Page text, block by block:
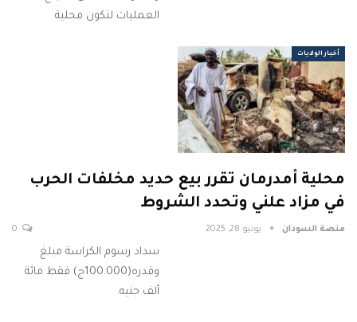
العمليات لتكون محلية
أخبار الولايات
محلية أمدرمان تقرر بيع حديد مخلفات الحرب
في مزاد علني وتحدد الشروط
منصة السودان يونيو 28, 2025
سداد رسوم الكراسة مبلغ
وقدره(100.000ج) فقط مائة
ألف جنيه.